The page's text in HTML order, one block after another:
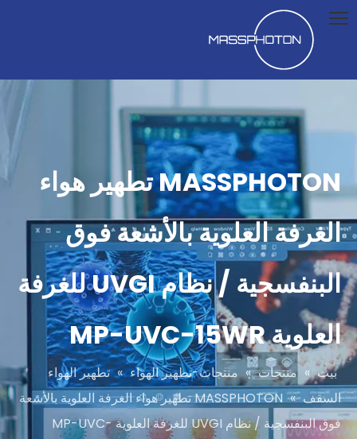
MASSPHOTON تطهير هواء
الغرفة العلوية بالأشعة فوق
البنفسجية / نظام UVGI للغرفة
العلوية MP-UVC-15WR
بيت » منتجات » منتجات-تطهير الهواء » تطهير الهواء
السقف »
MASSPHOTON تطهير هواء الغرفة العلوية بالأشعة
فوق البنفسجية / نظام UVGI للغرفة العلوية MP-UVC-